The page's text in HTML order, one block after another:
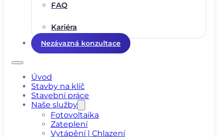
FAQ
Kariéra
Nezávazná konzultace
Úvod
Stavby na klíč
Stavební práce
Naše služby
Fotovoltaika
Zateplení
Vytápění | Chlazení